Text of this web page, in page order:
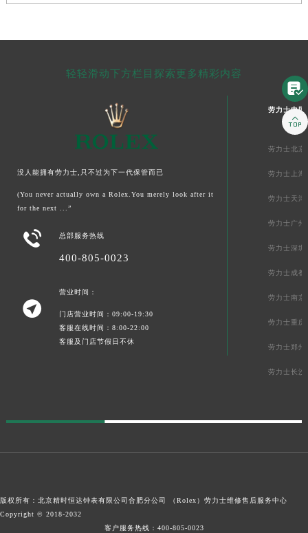
轻轻滑动下方栏目探索更多精彩内容
没人能拥有劳力士,只不过为下一代保管而已
(You never actually own a Rolex.You merely look after it
for the next ...”
 总部服务热线
400-805-0023

营业时间：
门店营业时间：09:00-19:30
客服在线时间：8:00-22:00
客服及门店节假日不休
劳力士中国
劳力士北京
劳力士上海
劳力士天津
劳力士广州
劳力士深圳
劳力士成都
劳力士南京
劳力士重庆
劳力士郑州
劳力士长沙
版权所有：北京精时恒达钟表有限公司合肥分公司 （Rolex） 劳力士维修售后服务中心
Copyright © 2018-2032
客户服务热线： 400-805-0023

